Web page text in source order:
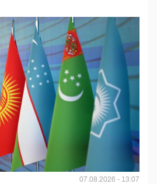
07.08.2026 - 13:07